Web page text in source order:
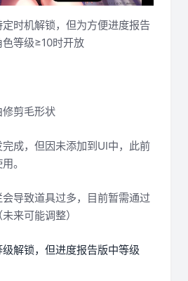
时机解锁，但为方便进度报告
等级≥10时开放
剪毛形状
成，但因未添加到UI中，此前
。
导致道具过多，目前暂需通过
来可能调整）
解锁，但进度报告版中等级